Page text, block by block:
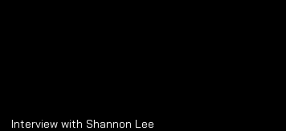
Interview with Shannon Lee